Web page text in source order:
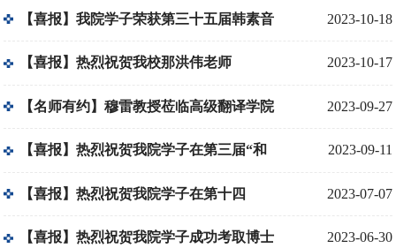
2023-10-18
【喜报】我院学子荣获第三十五届韩素音
国际翻译大赛多个奖项 2023-10-17
【喜报】热烈祝贺我校那洪伟老师
在“2023年全国高校外语课程思政教学案
例大赛”中荣获一等奖
2023-09-27
【名师有约】穆雷教授莅临高级翻译学院
开展系列学术交流活动 2023-09-11
【喜报】热烈祝贺我院学子在第三届“和
平杯”中国法律外交翻译大赛中喜获佳绩 2023-07-07
【喜报】热烈祝贺我院学子在第十四
届“华政杯”全国法律翻译大赛中喜获佳绩 2023-06-30
【喜报】热烈祝贺我院学子成功考取博士